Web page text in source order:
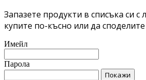
Запазете продукти в списъка си с
купите по-късно или да споделите
Имейл
Парола
Покажи